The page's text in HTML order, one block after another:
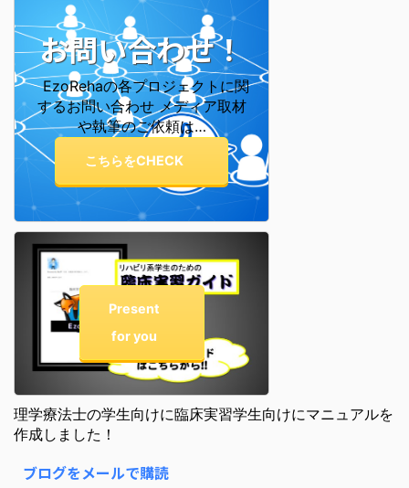
なぜ自分はこう感じやすいのか ...
お問い合わせ！
EzoRehaの各プロジェクトに関
するお問い合わせ メディア取材
や執筆のご依頼は…
こちらをCHECK
Present
for you
理学療法士の学生向けに臨床実習学生向けにマニュアルを
作成しました！
ブログをメールで購読